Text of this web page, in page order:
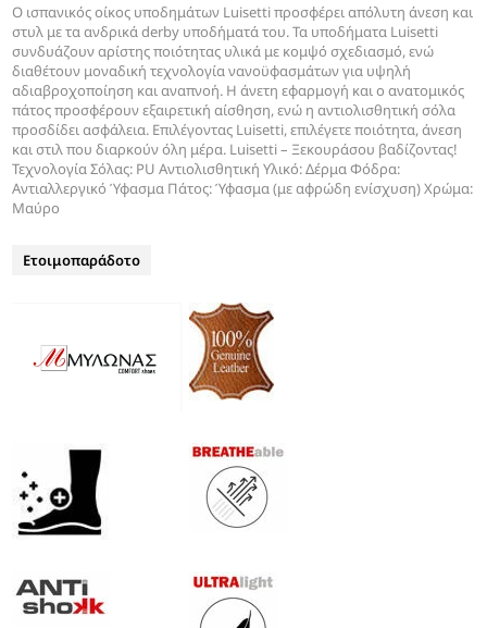
Ο ισπανικός οίκος υποδημάτων Luisetti προσφέρει απόλυτη άνεση και
στυλ με τα ανδρικά derby υποδήματά του. Τα υποδήματα Luisetti
συνδυάζουν αρίστης ποιότητας υλικά με κομψό σχεδιασμό, ενώ
διαθέτουν μοναδική τεχνολογία νανοϋφασμάτων για υψηλή
αδιαβροχοποίηση και αναπνοή. Η άνετη εφαρμογή και ο ανατομικός
πάτος προσφέρουν εξαιρετική αίσθηση, ενώ η αντιολισθητική σόλα
προσδίδει ασφάλεια. Επιλέγοντας Luisetti, επιλέγετε ποιότητα, άνεση
και στιλ που διαρκούν όλη μέρα. Luisetti – Ξεκουράσου βαδίζοντας!
Τεχνολογία Σόλας: PU Αντιολισθητική Υλικό: Δέρμα Φόδρα:
Αντιαλλεργικό Ύφασμα Πάτος: Ύφασμα (με αφρώδη ενίσχυση) Χρώμα:
Μαύρο
Ετοιμοπαράδοτο